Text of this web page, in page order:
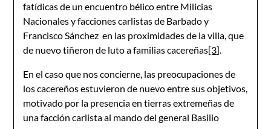
fatídicas de un encuentro bélico entre Milicias
Nacionales y facciones carlistas de Barbado y
Francisco Sánchez en las proximidades de la villa, que
de nuevo tiñeron de luto a familias cacereñas[3].
En el caso que nos concierne, las preocupaciones de
los cacereños estuvieron de nuevo entre sus objetivos,
motivado por la presencia en tierras extremeñas de
una facción carlista al mando del general Basilio